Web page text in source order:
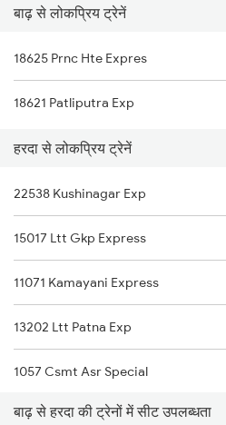
बाढ़ से लोकप्रिय ट्रेनें
18625 Prnc Hte Expres
18621 Patliputra Exp
हरदा से लोकप्रिय ट्रेनें
22538 Kushinagar Exp
15017 Ltt Gkp Express
11071 Kamayani Express
13202 Ltt Patna Exp
1057 Csmt Asr Special
1058 Asr Csmt Spl
बाढ़ से हरदा की ट्रेनों में सीट उपलब्धता